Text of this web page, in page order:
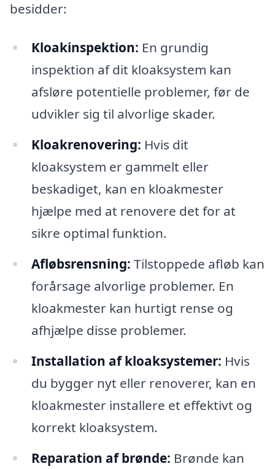
besidder:
Kloakinspektion: En grundig
inspektion af dit kloaksystem kan
afsløre potentielle problemer, før de
udvikler sig til alvorlige skader.
Kloakrenovering: Hvis dit
kloaksystem er gammelt eller
beskadiget, kan en kloakmester
hjælpe med at renovere det for at
sikre optimal funktion.
Afløbsrensning: Tilstoppede afløb kan
forårsage alvorlige problemer. En
kloakmester kan hurtigt rense og
afhjælpe disse problemer.
Installation af kloaksystemer: Hvis
du bygger nyt eller renoverer, kan en
kloakmester installere et effektivt og
korrekt kloaksystem.
Reparation af brønde: Brønde kan